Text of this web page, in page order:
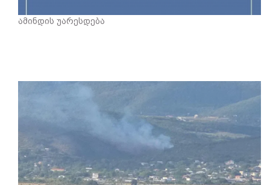
ამინდის უარესდება